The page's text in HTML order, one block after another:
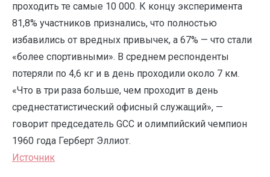
проходить те самые 10 000. К концу эксперимента
81,8% участников признались, что полностью
избавились от вредных привычек, а 67% — что стали
«более спортивными». В среднем респонденты
потеряли по 4,6 кг и в день проходили около 7 км.
«Что в три раза больше, чем проходит в день
среднестатистический офисный служащий», —
говорит председатель GCC и олимпийский чемпион
1960 года Герберт Эллиот.
Источник